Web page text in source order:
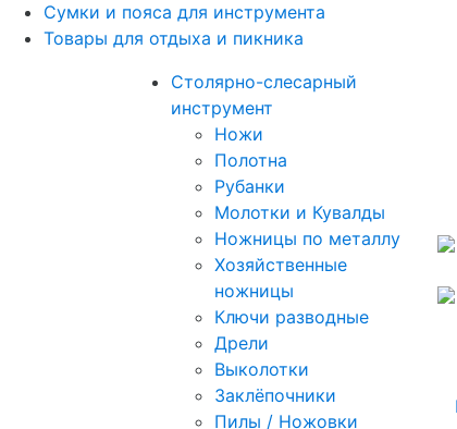
Сумки и пояса для инструмента
Товары для отдыха и пикника
Столярно-слесарный
инструмент
Ножи
Полотна
Рубанки
Молотки и Кувалды
Ножницы по металлу
Хозяйственные
ножницы
Ключи разводные
Дрели
Выколотки
Заклёпочники
Пилы / Ножовки